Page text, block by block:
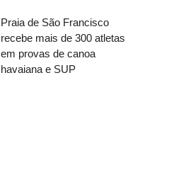
Praia de São Francisco
recebe mais de 300 atletas
em provas de canoa
havaiana e SUP